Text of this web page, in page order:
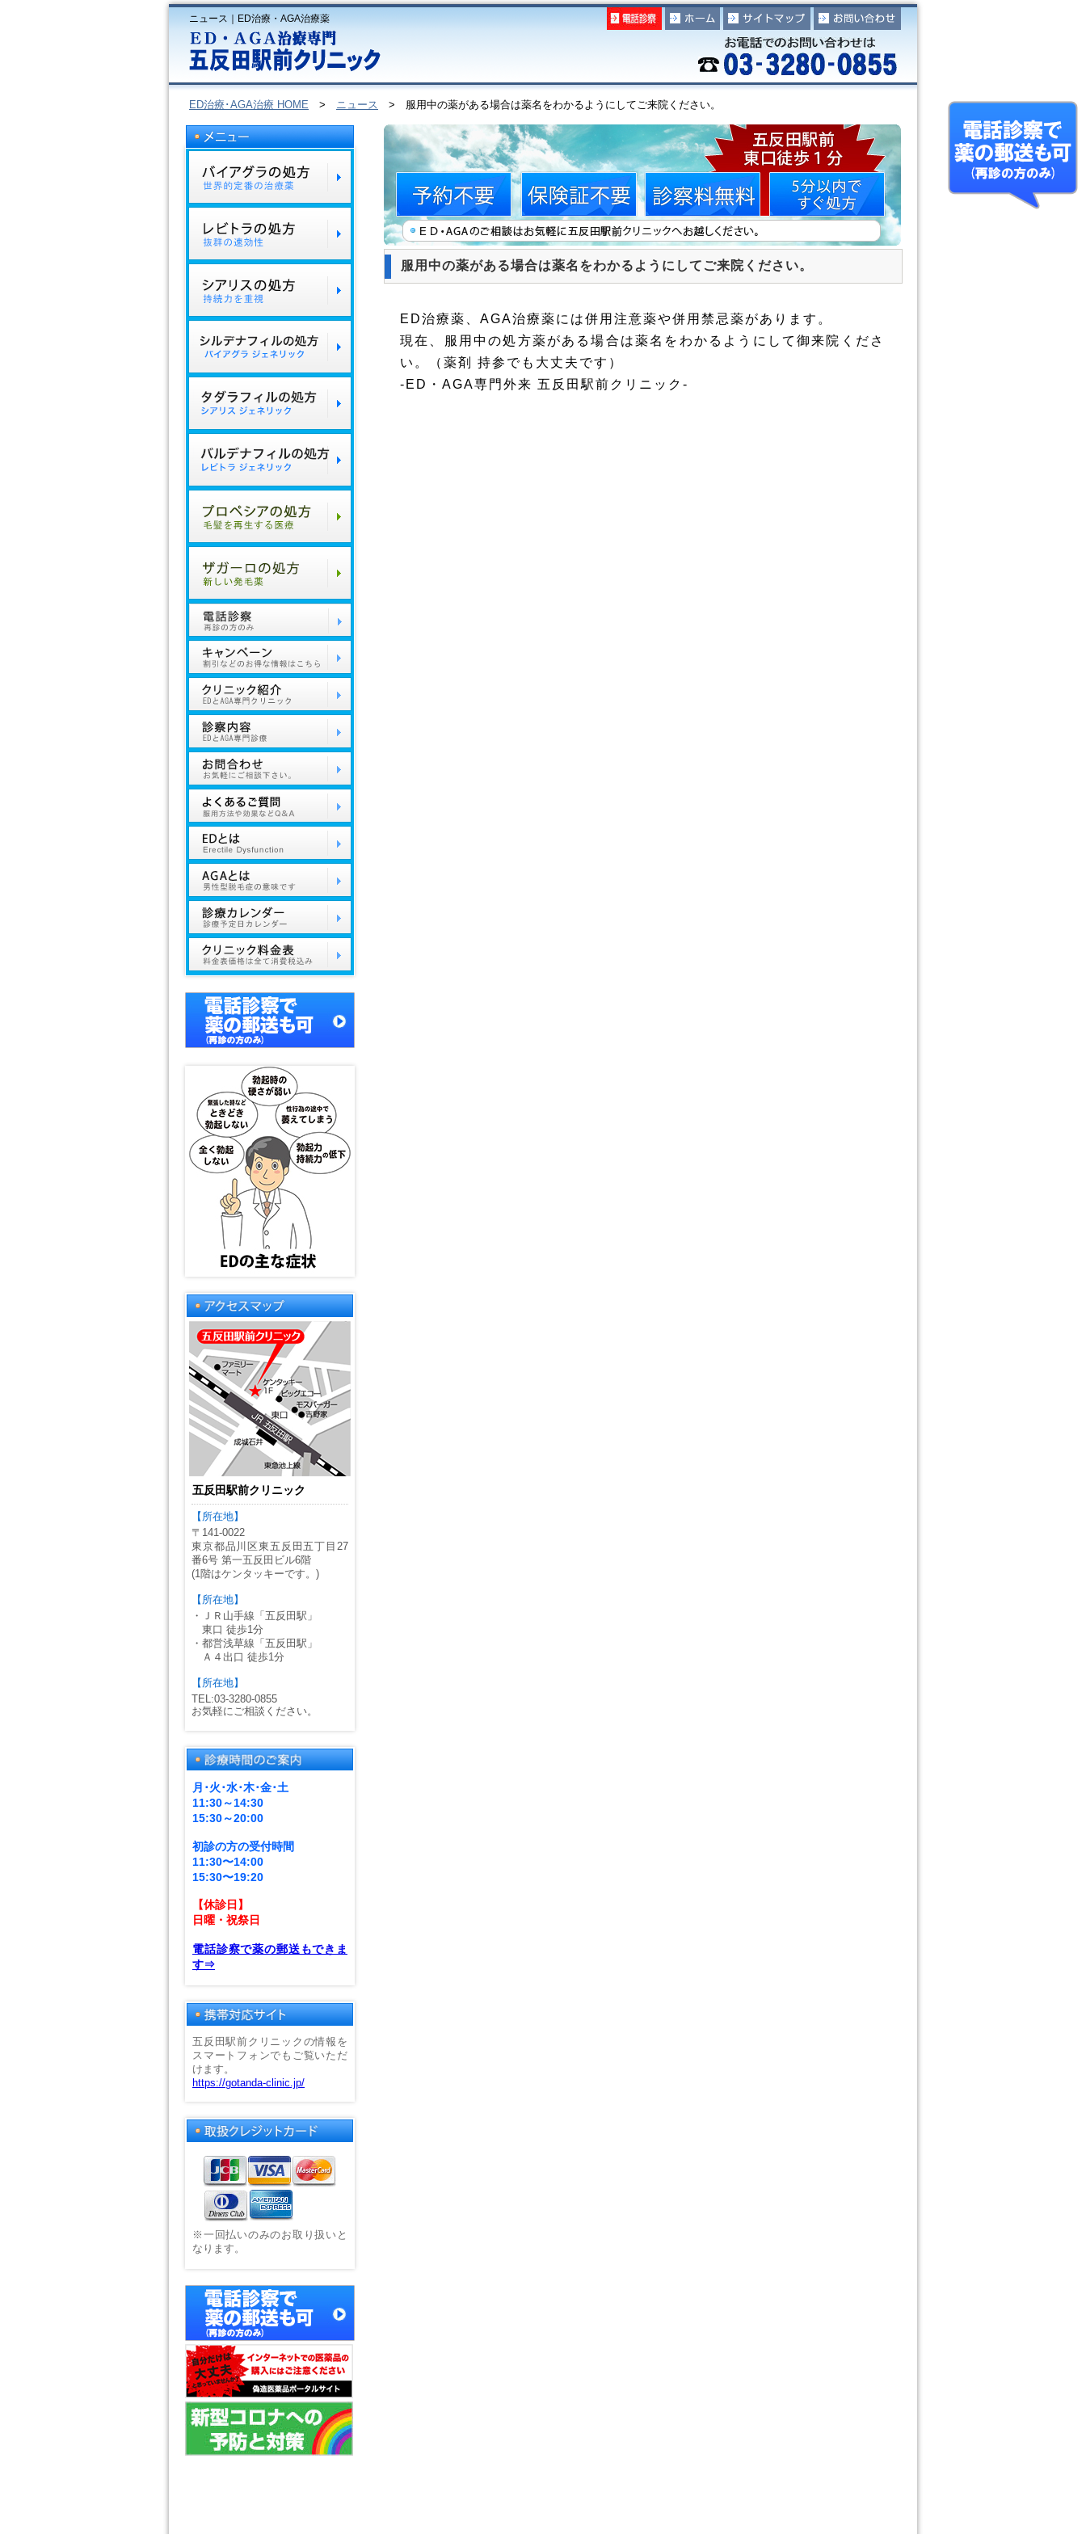
ニュース｜ED治療・AGA治療薬
ED治療･AGA治療 HOME > ニュース > 服用中の薬がある場合は薬名をわかるようにしてご来院ください。
五反田駅前クリニック
【所在地】
〒141-0022
東京都品川区東五反田五丁目27
番6号 第一五反田ビル6階
(1階はケンタッキーです。)
【所在地】
・ＪＲ山手線「五反田駅」
東口 徒歩1分
・都営浅草線「五反田駅」
Ａ４出口 徒歩1分
【所在地】
TEL:03-3280-0855
お気軽にご相談ください。
月･火･水･木･金･土
11:30～14:30
15:30～20:00
初診の方の受付時間
11:30〜14:00
15:30〜19:20
【休診日】
日曜・祝祭日
電話診察で薬の郵送もできま
す⇒
五反田駅前クリニックの情報を
スマートフォンでもご覧いただ
けます。
https://gotanda-clinic.jp/
※一回払いのみのお取り扱いと
なります。
服用中の薬がある場合は薬名をわかるようにしてご来院ください。
ED治療薬、AGA治療薬には併用注意薬や併用禁忌薬があります。
現在、服用中の処方薬がある場合は薬名をわかるようにして御来院くださ
い。（薬剤 持参でも大丈夫です）
-ED・AGA専門外来 五反田駅前クリニック-